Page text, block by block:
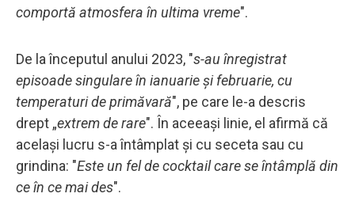
comportă atmosfera în ultima vreme".
De la începutul anului 2023, "s-au înregistrat
episoade singulare în ianuarie și februarie, cu
temperaturi de primăvară", pe care le-a descris
drept „extrem de rare". În aceeași linie, el afirmă că
același lucru s-a întâmplat și cu seceta sau cu
grindina: "Este un fel de cocktail care se întâmplă din
ce în ce mai des".